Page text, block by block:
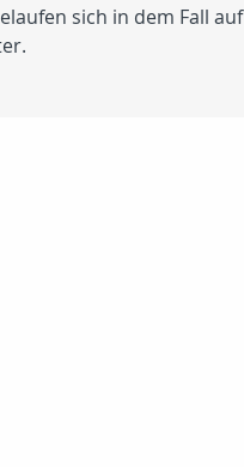
sich in dem Fall auf